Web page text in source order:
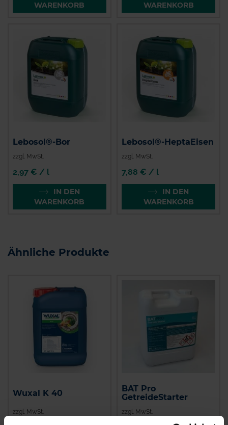
WARENKORB
WARENKORB
Lebosol®-Bor
zzgl. MwSt.
2,97 € / l
IN DEN
WARENKORB
Lebosol®-HeptaEisen
zzgl. MwSt.
7,88 € / l
IN DEN
WARENKORB
Ähnliche Produkte
Wuxal K 40
zzgl. MwSt.
BAT Pro
GetreideStarter
zzgl. MwSt.